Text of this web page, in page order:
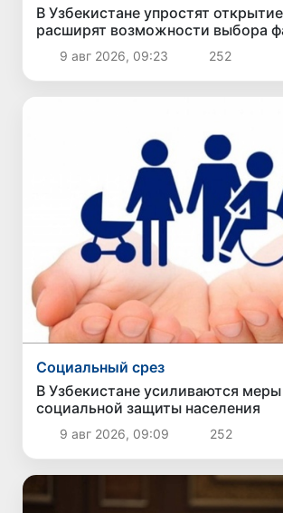
В Узбекистане упростят
расширят возможности выбора
ребенка
9 авг 2026, 09:23 252
Социальный срез
В Узбекистане усиливаются меры
социальной защиты населения
9 авг 2026, 09:09 252